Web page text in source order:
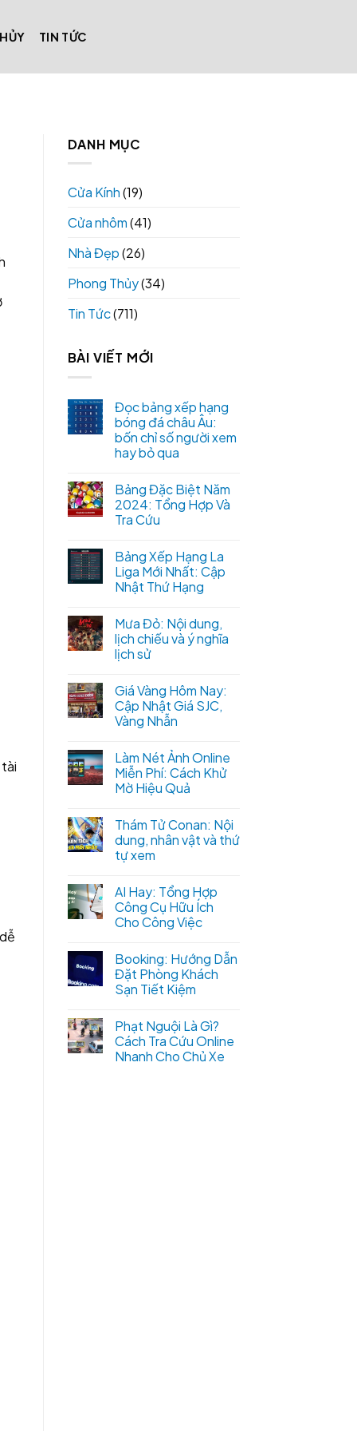
TIN TỨC
DANH MỤC
Cửa Kính(19)
Cửa nhôm(41)
Nhà Đẹp(26)
Phong Thủy(34)
Tin Tức(711)
BÀI VIẾT MỚI
Đọc bảng xếp hạng
bóng đá châu Âu:
bốn chỉ số người xem
hay bỏ qua
Bảng Đặc Biệt Năm
2024: Tổng Hợp Và
Tra Cứu
Bảng Xếp Hạng La
Liga Mới Nhất: Cập
Nhật Thứ Hạng
Mưa Đỏ: Nội dung,
lịch chiếu và ý nghĩa
lịch sử
Giá Vàng Hôm Nay:
Cập Nhật Giá SJC,
Vàng Nhẫn
Làm Nét Ảnh Online
Miễn Phí: Cách Khử
Mờ Hiệu Quả
Thám Tử Conan: Nội
dung, nhân vật và thứ
tự xem
AI Hay: Tổng Hợp
Công Cụ Hữu Ích
Cho Công Việc
Booking: Hướng Dẫn
Đặt Phòng Khách
Sạn Tiết Kiệm
Phạt Nguội Là Gì?
Cách Tra Cứu Online
Nhanh Cho Chủ Xe